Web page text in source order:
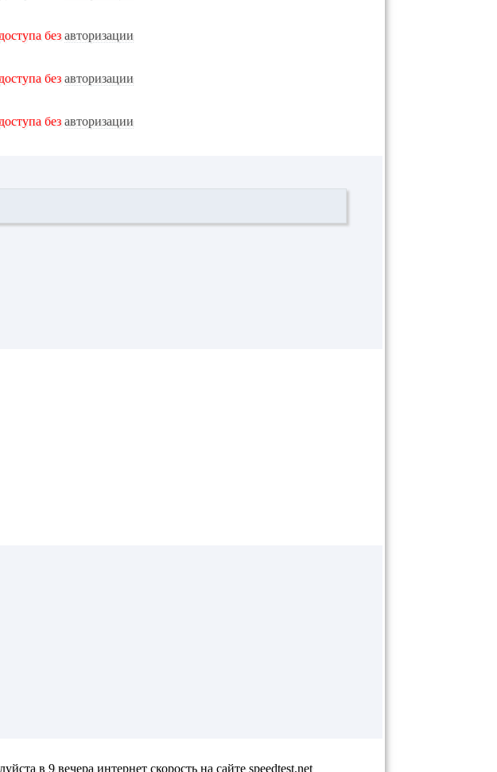
без авторизации
без авторизации
без авторизации
в 9 вечера интернет скорость на сайте speedtest.net